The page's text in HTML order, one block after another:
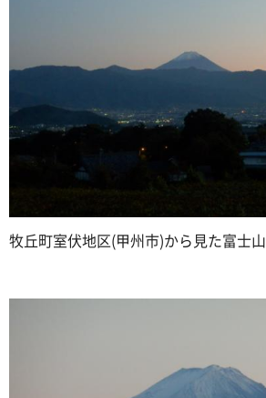
牧丘町室伏地区(甲州市)から見た富士山